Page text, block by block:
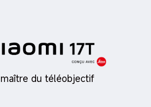
du téléobjectif